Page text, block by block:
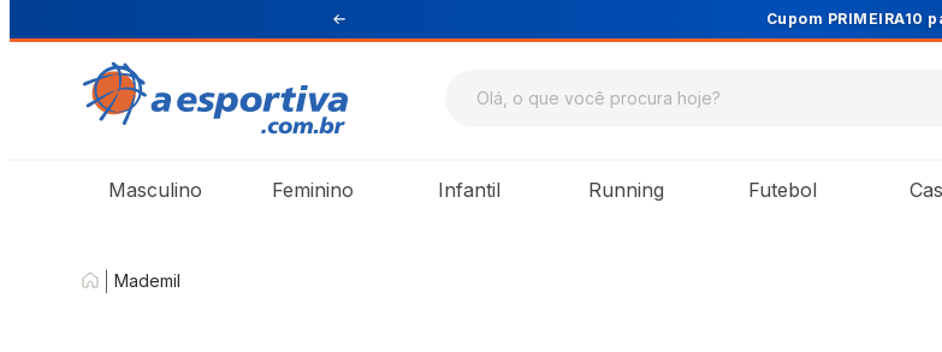
Cupom PRIMEIRA10 para 10% OFF na
Masculino Feminino Infantil Running Futebol
Mademil